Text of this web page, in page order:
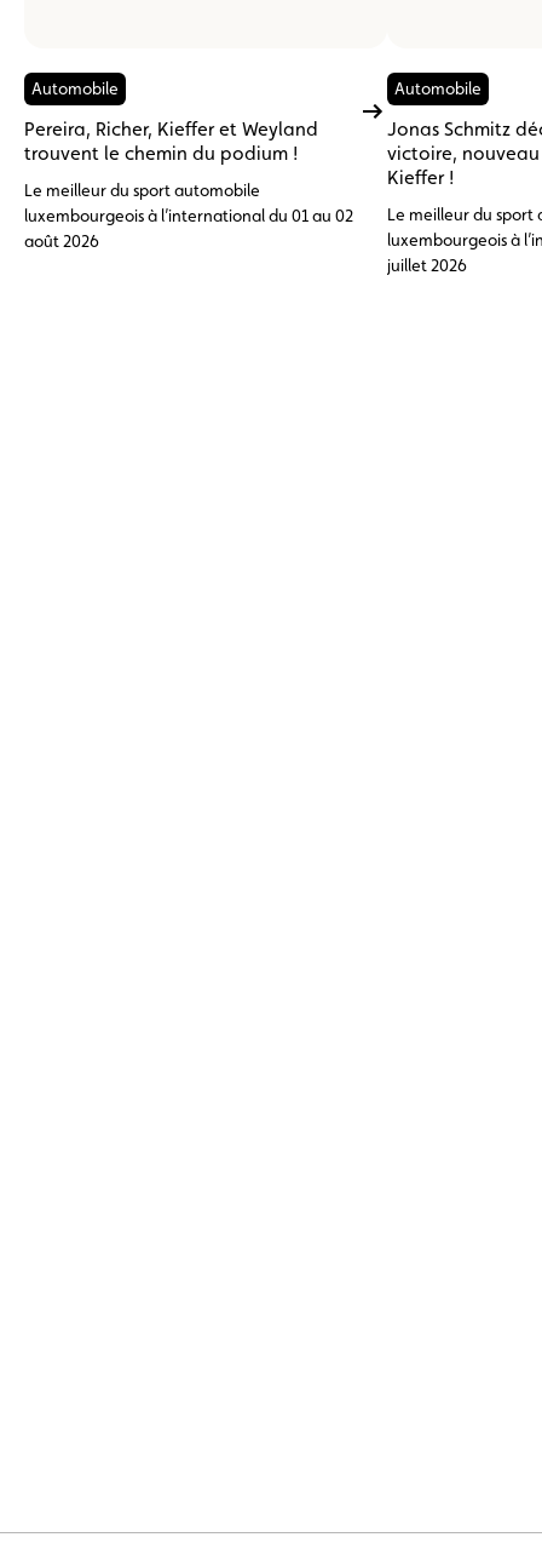
Automobile
Pereira, Richer, Kieffer et Weyland
trouvent le chemin du podium !
Le meilleur du sport automobile
luxembourgeois à l’international du 01 au 02
août 2026
Automobile
Jonas Schmitz
victoire,
Kieffer !
Le meilleur du sport
luxembourgeois à
juillet 2026